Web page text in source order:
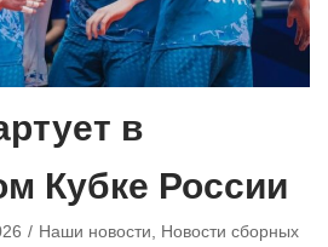
в
Кубке России
Наши новости, Новости сборных